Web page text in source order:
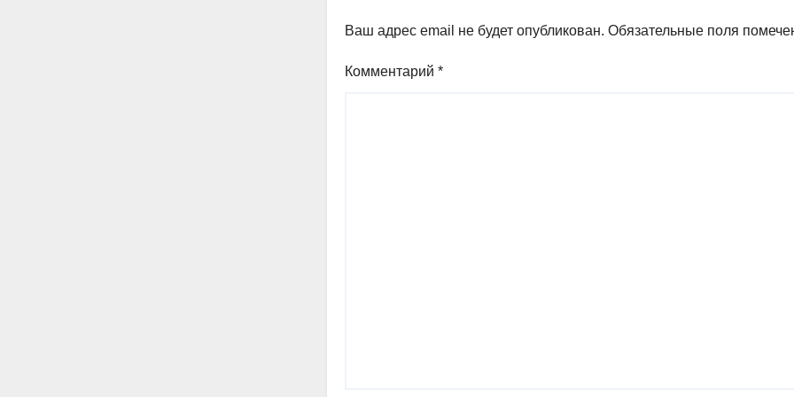
Ваш адрес email не будет опубликован. Обязательные поля
Комментарий *